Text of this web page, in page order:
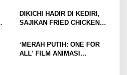
KALANGAN ANAK MUDA
DIKICHI HADIR DI KEDIRI,
SAJIKAN FRIED CHICKEN
‘MERAH PUTIH: ONE FOR
ALL’ FILM ANIMASI